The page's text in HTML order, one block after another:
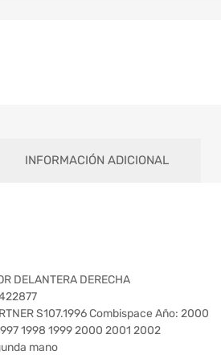
INFORMACIÓN ADICIONAL
DELANTERA DERECHA
S107.1996 Combispace Año: 2000
1998 1999 2000 2001 2002
mano